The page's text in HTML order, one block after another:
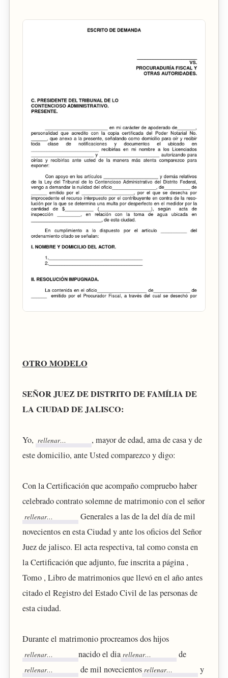
OTRO MODELO
SEÑOR JUEZ DE DISTRITO DE FAMÍLIA DE
LA CIUDAD DE JALISCO:
Yo,
, mayor de edad, ama de casa y de
este domicilio, ante Usted comparezco y digo:
Con la Certificación que acompaño compruebo haber
celebrado contrato solemne de matrimonio con el señor
Generales a las de la del día de mil
novecientos en esta Ciudad y ante los oficios del Señor
Juez de jalisco. El acta respectiva, tal como consta en
la Certificación que adjunto, fue inscrita a página ,
Tomo , Libro de matrimonios que llevó en el año antes
citado el Registro del Estado Civil de las personas de
esta ciudad.
Durante el matrimonio procreamos dos hijos
nacido el dia
de
de mil novecientos
y